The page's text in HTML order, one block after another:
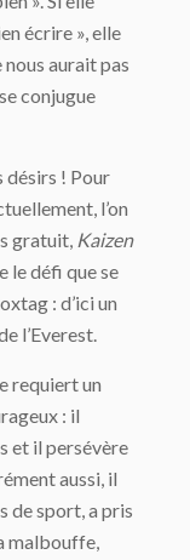
écrire », elle
aurait pas
conjugue
désirs ! Pour
l’on
gratuit, Kaizen
le défi que se
: d’ici un
l’Everest.
requiert un
: il
et il persévère
aussi, il
de sport, a pris
malbouffe,